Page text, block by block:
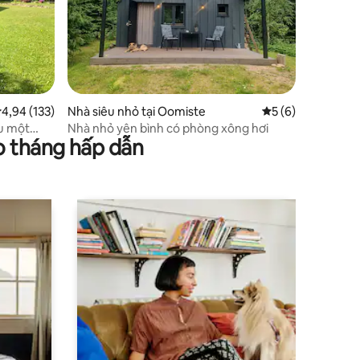
hạng trung bình 4,94/5, 133 đánh giá
4,94 (133)
một
Nhà siêu nhỏ tại Oomiste Xếp hạng trung
5 (6)
Nhà nhỏ yên bình có phòng xông hơi
tháng hấp dẫn